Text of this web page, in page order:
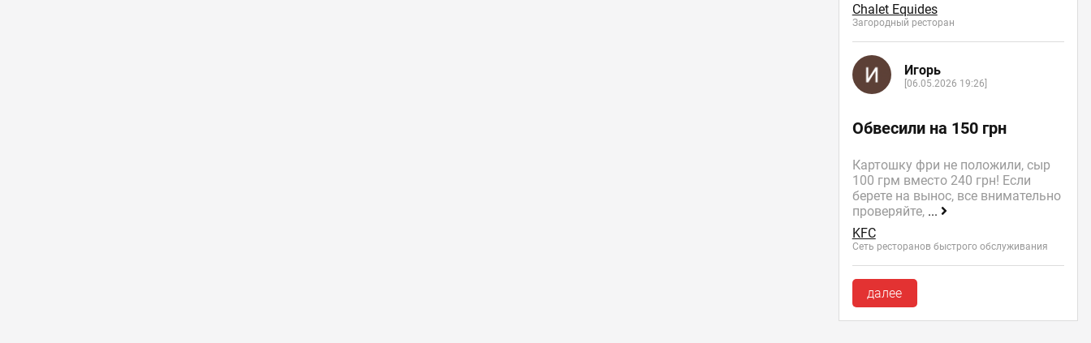
Chalet Equides
Загородный ресторан
Игорь
[06.05.2026 19:26]
Обвесили на 150 грн
Картошку фри не положили, сыр
100 грм вместо 240 грн! Если
берете на вынос, все внимательно
проверяйте, ...
KFC
Сеть ресторанов быстрого обслуживания
далее